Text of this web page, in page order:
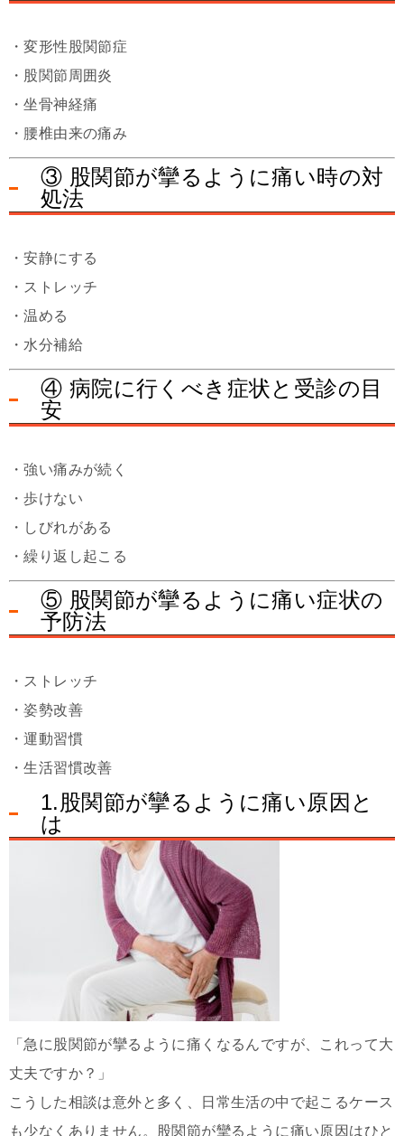
・変形性股関節症
・股関節周囲炎
・坐骨神経痛
・腰椎由来の痛み
③ 股関節が攣るように痛い時の対
処法
・安静にする
・ストレッチ
・温める
・水分補給
④ 病院に行くべき症状と受診の目
安
・強い痛みが続く
・歩けない
・しびれがある
・繰り返し起こる
⑤ 股関節が攣るように痛い症状の
予防法
・ストレッチ
・姿勢改善
・運動習慣
・生活習慣改善
1.股関節が攣るように痛い原因と
は
「急に股関節が攣るように痛くなるんですが、これって大
丈夫ですか？」
こうした相談は意外と多く、日常生活の中で起こるケース
も少なくありません。股関節が攣るように痛い原因はひと